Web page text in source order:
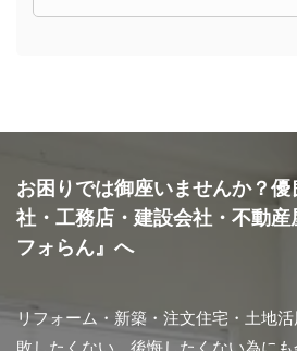
お困りでは御座いませんか？
社・工務店・建設会社・不動産
フォらん』へ
リフォーム・新築・注文住宅・土地